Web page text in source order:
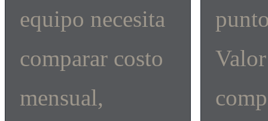
equipo necesita
comparar costo
mensual,